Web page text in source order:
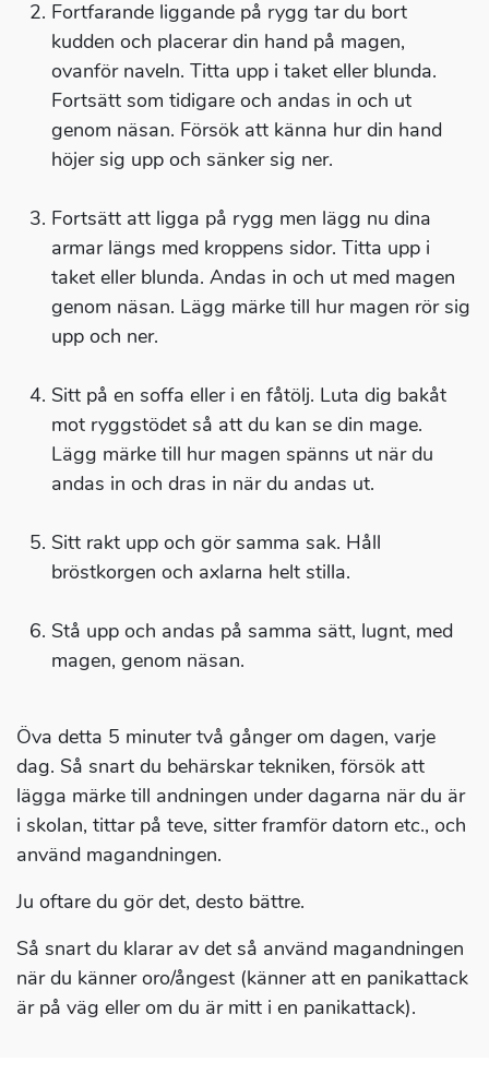
Fortfarande liggande på rygg tar du bort
kudden och placerar din hand på magen,
ovanför naveln. Titta upp i taket eller blunda.
Fortsätt som tidigare och andas in och ut
genom näsan. Försök att känna hur din hand
höjer sig upp och sänker sig ner.
Fortsätt att ligga på rygg men lägg nu dina
armar längs med kroppens sidor. Titta upp i
taket eller blunda. Andas in och ut med magen
genom näsan. Lägg märke till hur magen rör sig
upp och ner.
Sitt på en soffa eller i en fåtölj. Luta dig bakåt
mot ryggstödet så att du kan se din mage.
Lägg märke till hur magen spänns ut när du
andas in och dras in när du andas ut.
Sitt rakt upp och gör samma sak. Håll
bröstkorgen och axlarna helt stilla.
Stå upp och andas på samma sätt, lugnt, med
magen, genom näsan.
Öva detta 5 minuter två gånger om dagen, varje
dag. Så snart du behärskar tekniken, försök att
lägga märke till andningen under dagarna när du är
i skolan, tittar på teve, sitter framför datorn etc., och
använd magandningen.
Ju oftare du gör det, desto bättre.
Så snart du klarar av det så använd magandningen
när du känner oro/ångest (känner att en panikattack
är på väg eller om du är mitt i en panikattack).